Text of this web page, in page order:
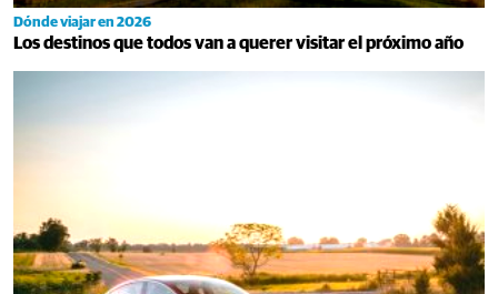
Dónde viajar en 2026
Los destinos que todos van a querer visitar el próximo año